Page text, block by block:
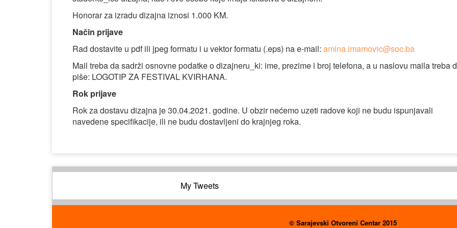
Honorar za izradu dizajna iznosi 1.000 KM.
Način prijave
Rad dostavite u pdf ili jpeg formatu i u vektor formatu (.eps) na e-mail: amina.imamovic@soc.ba
Mail treba da sadrži osnovne podatke o dizajneru_ki: ime, prezime i broj telefona, a u naslovu maila treba
piše: LOGOTIP ZA FESTIVAL KVIRHANA.
Rok prijave
Rok za dostavu dizajna je 30.04.2021. godine. U obzir nećemo uzeti radove koji ne budu ispunjavali
navedene specifikacije, ili ne budu dostavljeni do krajnjeg roka.
My Tweets
© Sarajevski Otvoreni Centar 2015